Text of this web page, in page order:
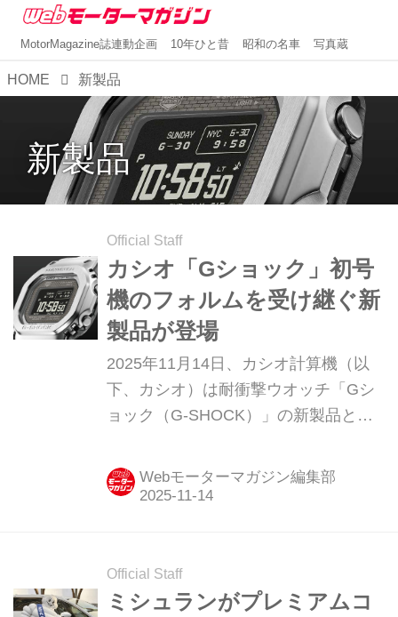
MotorMagazine誌連動企画 10年ひと昔 昭和の名車 写真蔵
HOME 新製品
新製品
Official Staff
カシオ「Gショック」初号
機のフォルムを受け継ぐ新
製品が登場
2025年11月14日、カシオ計算機（以
下、カシオ）は耐衝撃ウオッチ「Gシ
ョック（G-SHOCK）」の新製品とし
を発売する。
Webモーターマガジン編集部
Official Staff
ミシュランがプレミアムコ